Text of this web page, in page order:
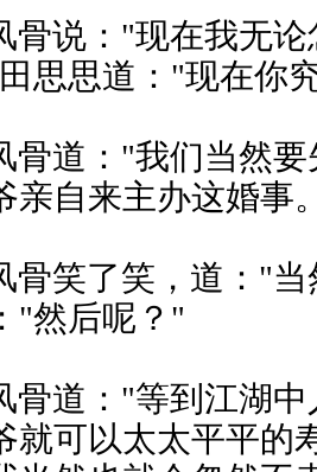
说："现在我无论
思思道："现在你
道："我们当然要
亲自来主办这婚事
笑了笑，道："当
"然后呢？"
道："等到江湖中
就可以太太平平的